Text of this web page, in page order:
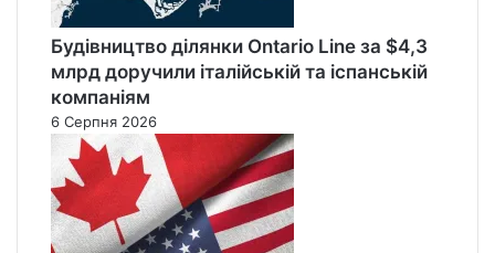
Будівництво ділянки Ontario Line за $4,3
млрд доручили італійській та іспанській
компаніям
6 Серпня 2026